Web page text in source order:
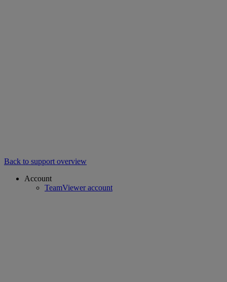
Back to support overview
Account
TeamViewer account